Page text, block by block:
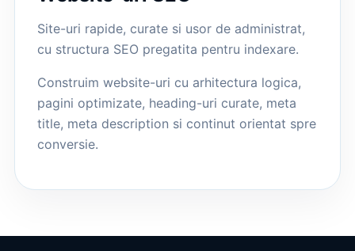
Site-uri rapide, curate si usor de administrat,
cu structura SEO pregatita pentru indexare.
Construim website-uri cu arhitectura logica,
pagini optimizate, heading-uri curate, meta
title, meta description si continut orientat spre
conversie.